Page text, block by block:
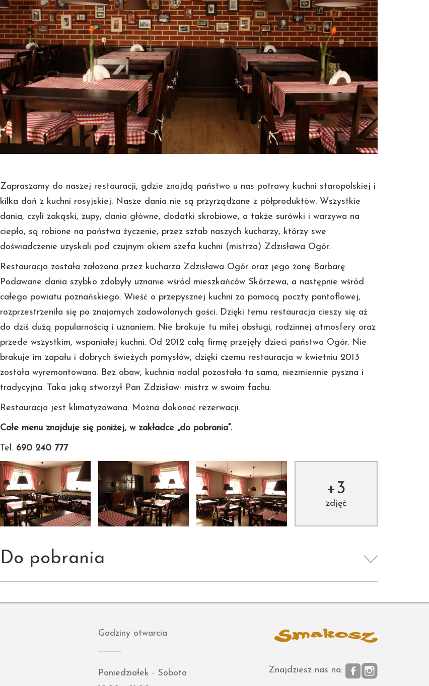
Zapraszamy do naszej restauracji, gdzie znajdą państwo u nas potrawy kuchni staropolskiej i
kilka dań z kuchni rosyjskiej. Nasze dania nie są przyrządzane z półproduktów. Wszystkie
dania, czyli zakąski, zupy, dania główne, dodatki skrobiowe, a także surówki i warzywa na
ciepło, są robione na państwa życzenie, przez sztab naszych kucharzy, którzy swe
doświadczenie uzyskali pod czujnym okiem szefa kuchni (mistrza) Zdzisława Ogór.
Restauracja została założona przez kucharza Zdzisława Ogór oraz jego żonę Barbarę.
Podawane dania szybko zdobyły uznanie wśród mieszkańców Skórzewa, a następnie wśród
całego powiatu poznańskiego. Wieść o przepysznej kuchni za pomocą poczty pantoflowej,
rozprzestrzeniła się po znajomych zadowolonych gości. Dzięki temu restauracja cieszy się aż
do dziś dużą popularnością i uznaniem. Nie brakuje tu miłej obsługi, rodzinnej atmosfery oraz
przede wszystkim, wspaniałej kuchni. Od 2012 całą firmę przejęły dzieci państwa Ogór. Nie
brakuje im zapału i dobrych świeżych pomysłów, dzięki czemu restauracja w kwietniu 2013
została wyremontowana. Bez obaw, kuchnia nadal pozostała ta sama, niezmiennie pyszna i
tradycyjna. Taka jaką stworzył Pan Zdzisław- mistrz w swoim fachu.
Restauracja jest klimatyzowana. Można dokonać rezerwacji.
Całe menu znajduje się poniżej, w zakładce „do pobrania”.
Tel. 690 240 777
+3
zdjęć
Do pobrania
Godziny otwarcia
Poniedziałek - Sobota
Znajdziesz nas na: